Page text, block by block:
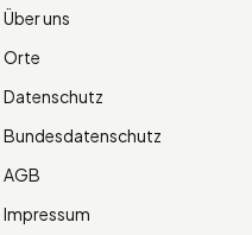
Über uns
Orte
Datenschutz
Bundesdatenschutz
AGB
Impressum